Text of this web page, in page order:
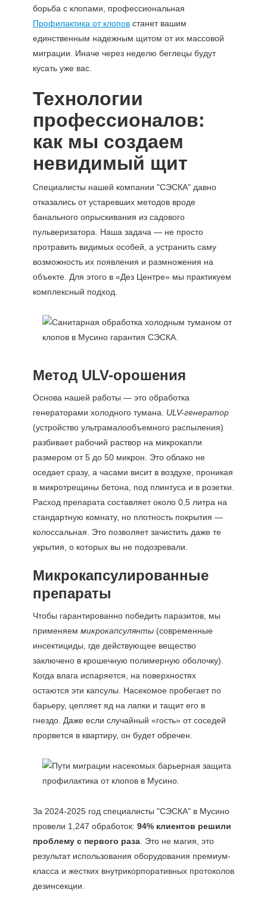
борьба с клопами, профессиональная
Профилактика от клоповстанет вашим
единственным надежным щитом от их массовой
миграции. Иначе через неделю беглецы будут
кусать уже вас.
Технологии
профессионалов:
как мы создаем
невидимый щит
Специалисты нашей компании "СЭСКА" давно
отказались от устаревших методов вроде
банального опрыскивания из садового
пульверизатора. Наша задача — не просто
протравить видимых особей, а устранить саму
возможность их появления и размножения на
объекте. Для этого в «Дез Центре» мы практикуем
комплексный подход.
Метод ULV-орошения
Основа нашей работы — это обработка
генераторами холодного тумана. ULV-генератор
(устройство ультрамалообъемного распыления)
разбивает рабочий раствор на микрокапли
размером от 5 до 50 микрон. Это облако не
оседает сразу, а часами висит в воздухе, проникая
в микротрещины бетона, под плинтуса и в розетки.
Расход препарата составляет около 0,5 литра на
стандартную комнату, но плотность покрытия —
колоссальная. Это позволяет зачистить даже те
укрытия, о которых вы не подозревали.
Микрокапсулированные
препараты
Чтобы гарантированно победить паразитов, мы
применяем микрокапсулянты(современные
инсектициды, где действующее вещество
заключено в крошечную полимерную оболочку).
Когда влага испаряется, на поверхностях
остаются эти капсулы. Насекомое пробегает по
барьеру, цепляет яд на лапки и тащит его в
гнездо. Даже если случайный «гость» от соседей
прорвется в квартиру, он будет обречен.
За 2024-2025 год специалисты "СЭСКА" в Мусино
провели 1,247 обработок: 94% клиентов решили
проблему с первого раза. Это не магия, это
результат использования оборудования премиум-
класса и жестких внутрикорпоративных протоколов
дезинсекции.